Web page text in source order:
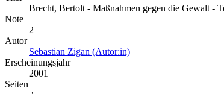
Brecht, Bertolt - Maßnahmen gegen die Gewalt -
Note
2
Autor
Sebastian Zigan (Autor:in)
Erscheinungsjahr
2001
Seiten